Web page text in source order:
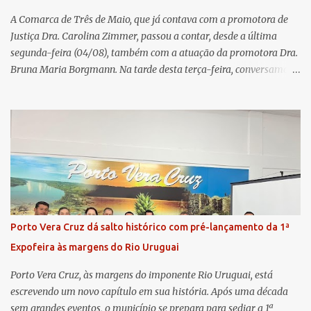
um balanço das principais real...
A Comarca de Três de Maio, que já contava com a promotora de
Justiça Dra. Carolina Zimmer, passou a contar, desde a última
segunda-feira (04/08), também com a atuação da promotora Dra.
Bruna Maria Borgmann. Na tarde desta terça-feira, conversamos
pelo Ministério Público e destacou a importância da instituição
para a comunidade, bem como a relevância da chegada da nova
colega, que contribuirá no andamento dos processos. A Dra. Bruna,
por sua vez, se apresentou à comunidade. Ela atuou por 12 anos na
Comarca de Horizontina e foi promovida para Três de Maio, onde
já esteve em outras ocasiões substituindo a Dra. Carolina durante
períodos de férias. A nova promotora ressaltou o volume de
processos da comarca e a importância do trabalho conjunto,
permitindo a divisão de atividades e maior agilidade no
atendimento às demandas. A Comarca de Três de Maio abrang...
Porto Vera Cruz dá salto histórico com pré-lançamento da 1ª
Expofeira às margens do Rio Uruguai
Porto Vera Cruz, às margens do imponente Rio Uruguai, está
escrevendo um novo capítulo em sua história. Após uma década
sem grandes eventos, o município se prepara para sediar a 1ª